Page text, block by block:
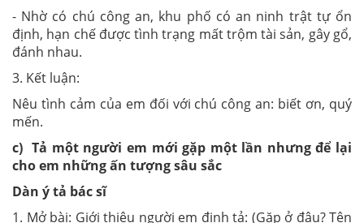
- Nhờ có chú công an, khu phố có an ninh trật tự ổn
định, hạn chế được tình trạng mất trộm tài sản, gây gổ,
đánh nhau.
3. Kết luận:
Nêu tình cảm của em đối với chú công an: biết ơn, quý
mến.
c) Tả một người em mới gặp một lần nhưng để lại
cho em những ấn tượng sâu sắc
Dàn ý tả bác sĩ
1. Mở bài: Giới thiệu người em định tả: (Gặp ở đâu? Tên